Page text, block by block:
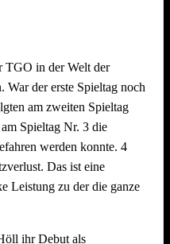
TGO in der Welt der
War der erste Spieltag noch
am zweiten Spieltag
Spieltag Nr. 3 die
werden konnte. 4
Das ist eine
Leistung zu der die ganze
ihr Debut als